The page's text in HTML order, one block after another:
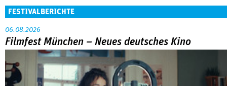
FESTIVALBERICHTE
06.08.2026
Filmfest München – Neues deutsches Kino